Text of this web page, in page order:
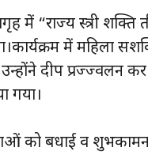
में “राज्य स्त्री शक्ति
में महिला
दीप प्रज्ज्वलन
गया।
को बधाई व